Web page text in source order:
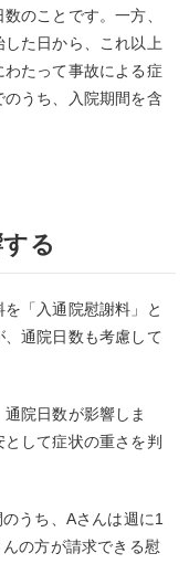
のことです。一方、
した日から、これ以上
たって事故による症
うち、入院期間を含
る
「入通院慰謝料」と
通院日数も考慮して
院日数が影響しま
して症状の重さを判
うち、Aさんは週に1
の方が請求できる慰